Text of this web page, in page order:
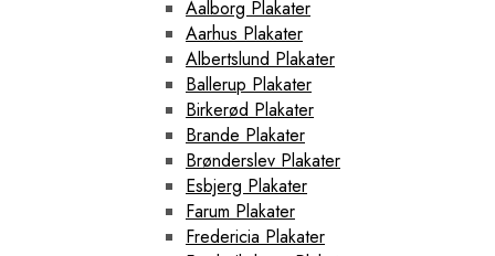
Aalborg Plakater
Aarhus Plakater
Albertslund Plakater
Ballerup Plakater
Birkerød Plakater
Brande Plakater
Brønderslev Plakater
Esbjerg Plakater
Farum Plakater
Fredericia Plakater